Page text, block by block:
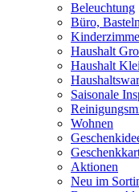
Beleuchtung
Büro,
Haushalt
Haushalt
Saisonale
Wohnen
Aktionen
Neu im